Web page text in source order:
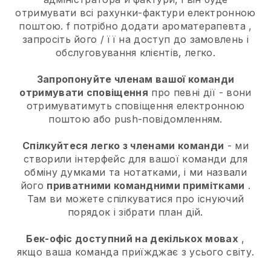
отримувати всі рахунки-фактури електронною
поштою. f потрібно додати ароматерапевта ,
запросіть його / її на доступ до замовлень і
обслуговування клієнтів, легко.
Запропонуйте членам вашої команди
отримувати сповіщення про певні дії - вони
отримуватимуть сповіщення електронною
поштою або push-повідомленням.
Спілкуйтеся легко з членами команди - ми
створили інтерфейс для вашої команди для
обміну думками та нотатками, і ми назвали
його приватними командними примітками .
Там ви можете спілкуватися про існуючий
порядок і зібрати план дій.
Бек-офіс доступний на декількох мовах ,
якщо ваша команда приїжджає з усього світу.